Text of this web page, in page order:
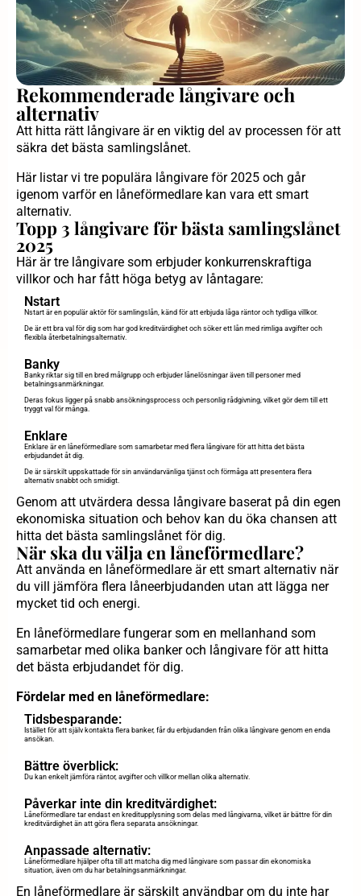
Rekommenderade långivare och
alternativ
Att hitta rätt långivare är en viktig del av processen för att
säkra det bästa samlingslånet.
Här listar vi tre populära långivare för 2025 och går
igenom varför en låneförmedlare kan vara ett smart
alternativ.
Topp 3 långivare för bästa samlingslånet
2025
Här är tre långivare som erbjuder konkurrenskraftiga
villkor och har fått höga betyg av låntagare:
Nstart
Nstart är en populär aktör för samlingslån, känd för att erbjuda låga räntor och tydliga villkor.
De är ett bra val för dig som har god kreditvärdighet och söker ett lån med rimliga avgifter och
flexibla återbetalningsalternativ.
Banky
Banky riktar sig till en bred målgrupp och erbjuder lånelösningar även till personer med
betalningsanmärkningar.
Deras fokus ligger på snabb ansökningsprocess och personlig rådgivning, vilket gör dem till ett
tryggt val för många.
Enklare
Enklare är en låneförmedlare som samarbetar med flera långivare för att hitta det bästa
erbjudandet åt dig.
De är särskilt uppskattade för sin användarvänliga tjänst och förmåga att presentera flera
alternativ snabbt och smidigt.
Genom att utvärdera dessa långivare baserat på din egen
ekonomiska situation och behov kan du öka chansen att
hitta det bästa samlingslånet för dig.
När ska du välja en låneförmedlare?
Att använda en låneförmedlare är ett smart alternativ när
du vill jämföra flera låneerbjudanden utan att lägga ner
mycket tid och energi.
En låneförmedlare fungerar som en mellanhand som
samarbetar med olika banker och långivare för att hitta
det bästa erbjudandet för dig.
Fördelar med en låneförmedlare:
Tidsbesparande:
Istället för att själv kontakta flera banker, får du erbjudanden från olika långivare genom en enda
ansökan.
Bättre överblick:
Du kan enkelt jämföra räntor, avgifter och villkor mellan olika alternativ.
Påverkar inte din kreditvärdighet:
Låneförmedlare tar endast en kreditupplysning som delas med långivarna, vilket är bättre för din
kreditvärdighet än att göra flera separata ansökningar.
Anpassade alternativ:
Låneförmedlare hjälper ofta till att matcha dig med långivare som passar din ekonomiska
situation, även om du har betalningsanmärkningar.
En låneförmedlare är särskilt användbar om du inte har